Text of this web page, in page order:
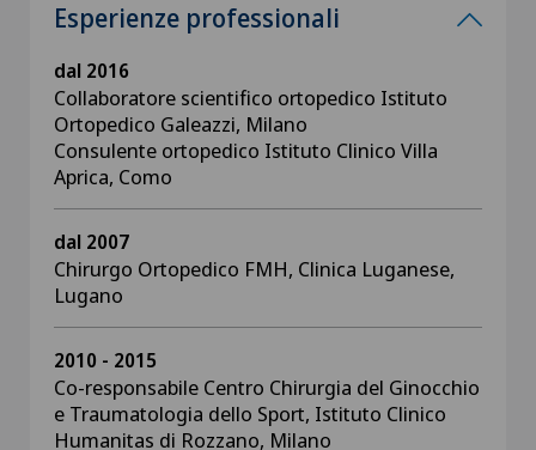
Esperienze professionali
dal 2016
Collaboratore scientifico ortopedico Istituto
Ortopedico Galeazzi, Milano
Consulente ortopedico Istituto Clinico Villa
Aprica, Como
dal 2007
Chirurgo Ortopedico FMH, Clinica Luganese,
Lugano
2010 - 2015
Co-responsabile Centro Chirurgia del Ginocchio
e Traumatologia dello Sport, Istituto Clinico
Humanitas di Rozzano, Milano